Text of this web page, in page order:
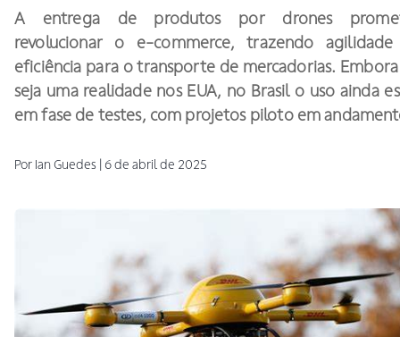
A entrega de produtos por drones
revolucionar o e-commerce, trazendo
eficiência para o transporte de mercadorias.
seja uma realidade nos EUA, no Brasil o uso ainda
em fase de testes, com projetos piloto em
Por IanGuedes 6 de abril de 2025